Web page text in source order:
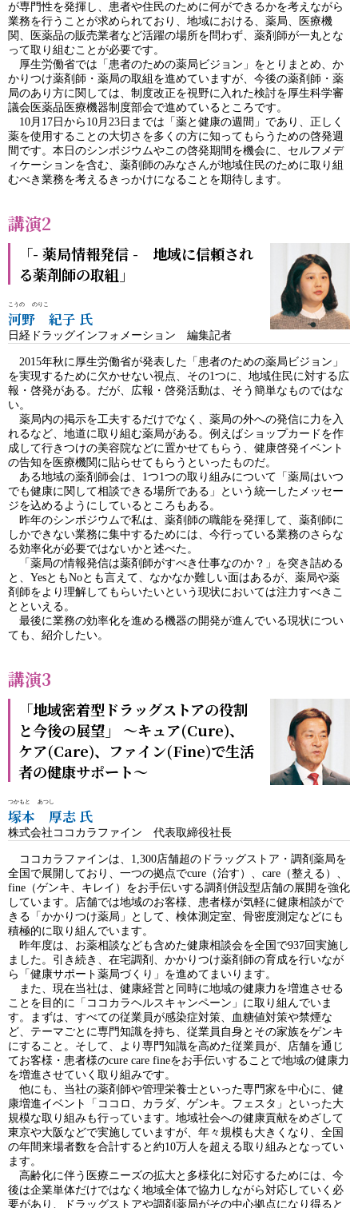
が専門性を発揮し、患者や住民のために何ができるかを考えながら
業務を行うことが求められており、地域における、薬局、医療機
関、医薬品の販売業者など活躍の場所を問わず、薬剤師が一丸とな
って取り組むことが必要です。
厚生労働省では「患者のための薬局ビジョン」をとりまとめ、か
かりつけ薬剤師・薬局の取組を進めていますが、今後の薬剤師・薬
局のあり方に関しては、制度改正を視野に入れた検討を厚生科学審
議会医薬品医療機器制度部会で進めているところです。
10月17日から10月23日までは「薬と健康の週間」であり、正しく
薬を使用することの大切さを多くの方に知ってもらうための啓発週
間です。本日のシンポジウムやこの啓発期間を機会に、セルフメデ
ィケーションを含む、薬剤師のみなさんが地域住民のために取り組
むべき業務を考えるきっかけになることを期待します。
講演2
「- 薬局情報発信 - 地域に信頼され
る薬剤師の取組」
こうの のりこ
河野 紀子 氏
日経ドラッグインフォメーション 編集記者
2015年秋に厚生労働省が発表した「患者のための薬局ビジョン」
を実現するために欠かせない視点、その1つに、地域住民に対する広
報・啓発がある。だが、広報・啓発活動は、そう簡単なものではな
い。
薬局内の掲示を工夫するだけでなく、薬局の外への発信に力を入
れるなど、地道に取り組む薬局がある。例えばショップカードを作
成して行きつけの美容院などに置かせてもらう、健康啓発イベント
の告知を医療機関に貼らせてもらうといったものだ。
ある地域の薬剤師会は、1つ1つの取り組みについて「薬局はいつ
でも健康に関して相談できる場所である」という統一したメッセー
ジを込めるようにしているところもある。
昨年のシンポジウムで私は、薬剤師の職能を発揮して、薬剤師に
しかできない業務に集中するためには、今行っている業務のさらな
る効率化が必要ではないかと述べた。
「薬局の情報発信は薬剤師がすべき仕事なのか？」を突き詰める
と、YesともNoとも言えて、なかなか難しい面はあるが、薬局や薬
剤師をより理解してもらいたいという現状においては注力すべきこ
とといえる。
最後に業務の効率化を進める機器の開発が進んでいる現状につい
ても、紹介したい。
講演3
「地域密着型ドラッグストアの役割
と今後の展望」 ～キュア(Cure)、
ケア(Care)、ファイン(Fine)で生活
者の健康サポート～
つかもと あつし
塚本 厚志 氏
株式会社ココカラファイン 代表取締役社長
ココカラファインは、1,300店舗超のドラッグストア・調剤薬局を
全国で展開しており、一つの拠点でcure（治す）、care（整える）、
fine（ゲンキ、キレイ）をお手伝いする調剤併設型店舗の展開を強化
しています。店舗では地域のお客様、患者様が気軽に健康相談がで
きる「かかりつけ薬局」として、検体測定室、骨密度測定などにも
積極的に取り組んでいます。
昨年度は、お薬相談なども含めた健康相談会を全国で937回実施し
ました。引き続き、在宅調剤、かかりつけ薬剤師の育成を行いなが
ら「健康サポート薬局づくり」を進めてまいります。
また、現在当社は、健康経営と同時に地域の健康力を増進させる
ことを目的に「ココカラヘルスキャンペーン」に取り組んでいま
す。まずは、すべての従業員が感染症対策、血糖値対策や禁煙な
ど、テーマごとに専門知識を持ち、従業員自身とその家族をゲンキ
にすること。そして、より専門知識を高めた従業員が、店舗を通じ
てお客様・患者様のcure care fineをお手伝いすることで地域の健康力
を増進させていく取り組みです。
他にも、当社の薬剤師や管理栄養士といった専門家を中心に、健
康増進イベント「ココロ、カラダ、ゲンキ。フェスタ」といった大
規模な取り組みも行っています。地域社会への健康貢献をめざして
東京や大阪などで実施していますが、年々規模も大きくなり、全国
の年間来場者数を合計すると約10万人を超える取り組みとなってい
ます。
高齢化に伴う医療ニーズの拡大と多様化に対応するためには、今
後は企業単体だけではなく地域全体で協力しながら対応していく必
要があり、ドラッグストアや調剤薬局がその中心拠点になり得ると